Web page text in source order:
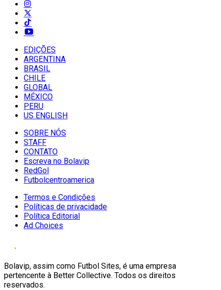
EDIÇÕES
ARGENTINA
BRASIL
CHILE
GLOBAL
MÉXICO
PERU
US ENGLISH
SOBRE NÓS
STAFF
CONTATO
Escreva no Bolavip
RedGol
Futbolcentroamerica
Termos e Condições
Políticas de privacidade
Política Editorial
Ad Choices
Bolavip, assim como Futbol Sites, é uma empresa
pertencente à Better Collective. Todos os direitos
reservados.